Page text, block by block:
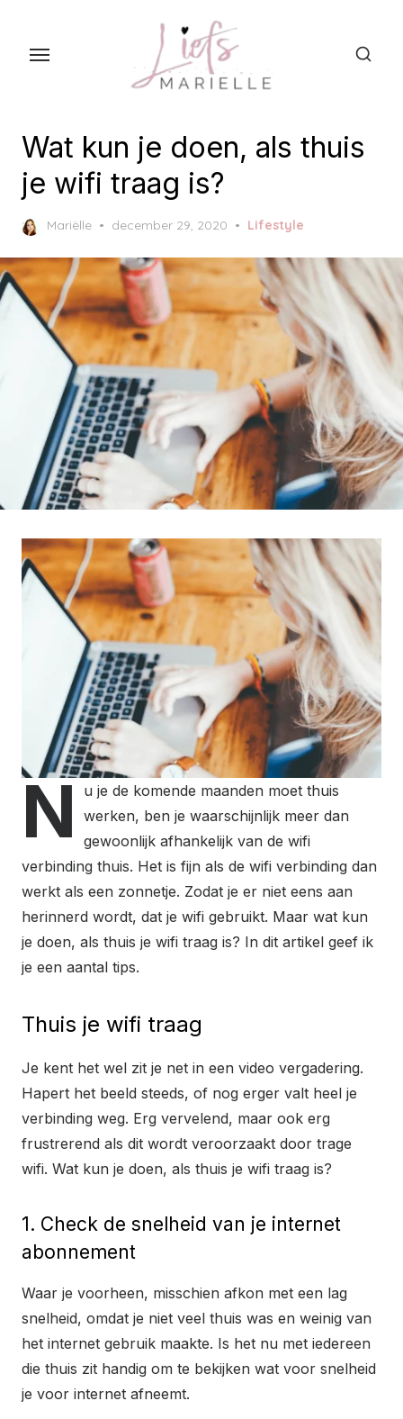
o
n
Wat kun je doen, als thuis
je wifi traag is?
Mariëlle
P
s
e
d
o
december 29, 2020 Lifestyle
N
u je de komende maanden moet thuis
werken, ben je waarschijnlijk meer dan
gewoonlijk afhankelijk van de wifi
verbinding thuis. Het is fijn als de wifi verbinding dan
werkt als een zonnetje. Zodat je er niet eens aan
herinnerd wordt, dat je wifi gebruikt. Maar wat kun
je doen, als thuis je wifi traag is? In dit artikel geef ik
je een aantal tips.
Thuis je wifi traag
Je kent het wel zit je net in een video vergadering.
Hapert het beeld steeds, of nog erger valt heel je
verbinding weg. Erg vervelend, maar ook erg
frustrerend als dit wordt veroorzaakt door trage
wifi. Wat kun je doen, als thuis je wifi traag is?
1. Check de snelheid van je internet
abonnement
Waar je voorheen, misschien afkon met een lag
snelheid, omdat je niet veel thuis was en weinig van
het internet gebruik maakte. Is het nu met iedereen
die thuis zit handig om te bekijken wat voor snelheid
je voor internet afneemt.